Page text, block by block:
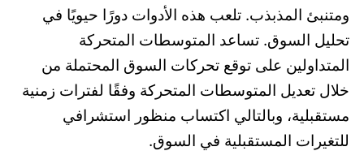
ومتنبئ المذبذب. تلعب هذه الأدوات دورًا حيويًا في
تحليل السوق. تساعد المتوسطات المتحركة
المتداولين على توقع تحركات السوق المحتملة من
خلال تعديل المتوسطات المتحركة وفقًا لفترات زمنية
مستقبلية، وبالتالي اكتساب منظور استشرافي
للتغيرات المستقبلية في السوق.